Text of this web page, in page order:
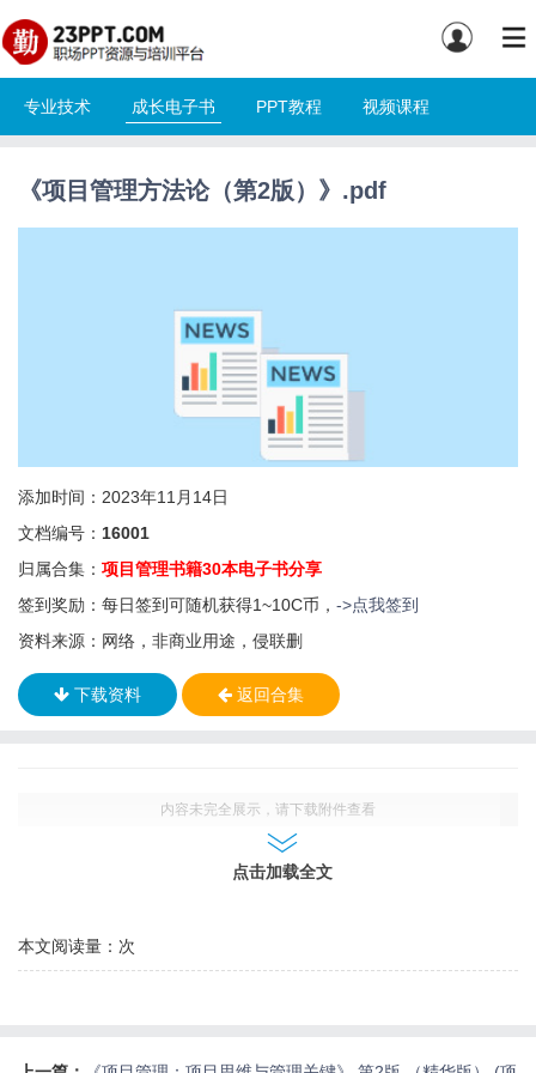
专业技术 成长电子书 PPT教程 视频课程
《项目管理方法论（第2版）》.pdf
添加时间：2023年11月14日
文档编号： 16001
归属合集： 项目管理书籍30本电子书分享
签到奖励：每日签到可随机获得1~10C币， ->点我签到
资料来源：网络，非商业用途，侵联删
下载资料 返回合集
内容未完全展示，请下载附件查看
点击加载全文
本文阅读量： 次